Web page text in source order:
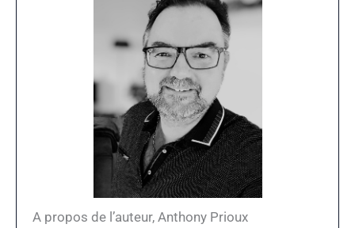
A propos de l’auteur, Anthony Prioux